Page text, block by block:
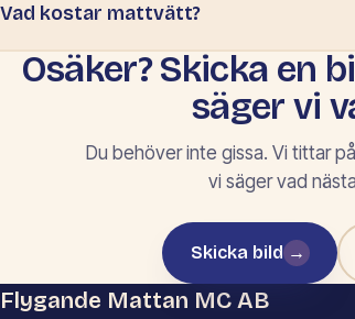
Vad kostar mattvätt?
Osäker? Skicka en
säger vi
Du behöver inte gissa. Vi tittar
vi säger vad
Skicka bild →
Flygande Mattan MC AB